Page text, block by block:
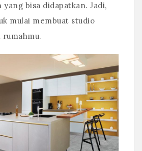
bisa didapatkan. Jadi,
mulai membuat studio